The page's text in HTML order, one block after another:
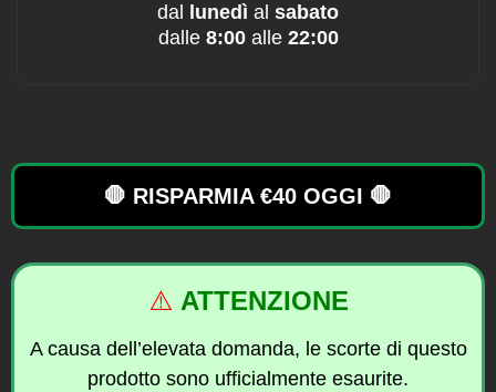
dal
lunedì al sabato
dalle 8:00alle 22:00
🛑 RISPARMIA €40 OGGI 🛑
⚠️ ATTENZIONE
A causa dell’elevata domanda, le scorte di questo
prodotto sono ufficialmente esaurite.